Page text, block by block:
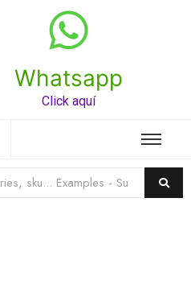
Whatsapp
Click aquí